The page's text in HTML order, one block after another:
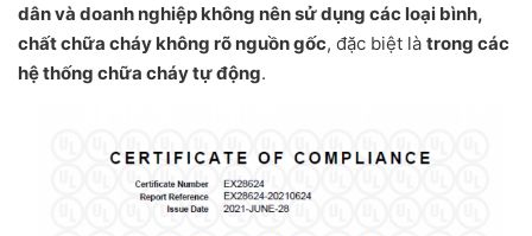
dân và doanh nghiệp không nên sử dụng các loại bình,
chất chữa cháy không rõ nguồn gốc, đặc biệt là trong các
hệ thống chữa cháy tự động.